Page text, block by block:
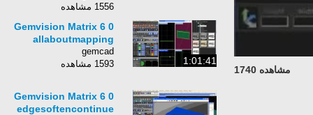
مشاهده 1740
1556 مشاهده
1:01:41
Gemvision Matrix 6 0
allaboutmapping
gemcad
1593 مشاهده
Gemvision Matrix 6 0
edgesoftencontinue